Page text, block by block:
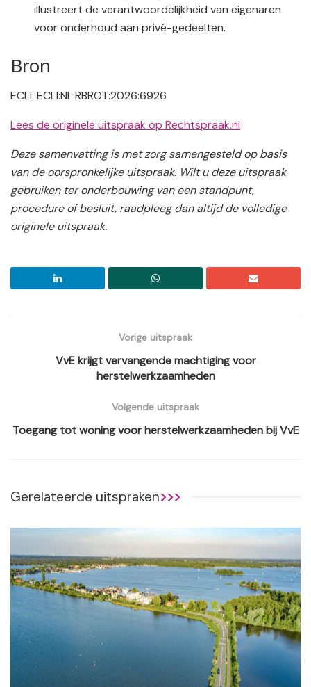
illustreert de verantwoordelijkheid van eigenaren
voor onderhoud aan privé-gedeelten.
Bron
ECLI: ECLI:NL:RBROT:2026:6926
Lees de originele uitspraak op Rechtspraak.nl
Deze samenvatting is met zorg samengesteld op basis
van de oorspronkelijke uitspraak. Wilt u deze uitspraak
gebruiken ter onderbouwing van een standpunt,
procedure of besluit, raadpleeg dan altijd de volledige
originele uitspraak.
Vorige uitspraak
VvE krijgt vervangende machtiging voor
herstelwerkzaamheden
Volgende uitspraak
Toegang tot woning voor herstelwerkzaamheden bij VvE
Gerelateerde uitspraken>>>